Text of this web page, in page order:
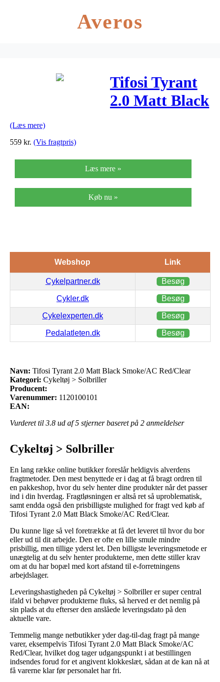
Averos
Tifosi Tyrant
2.0 Matt Black
(Læs mere)
559 kr. (Vis fragtpris)
Læs mere »
Køb nu »
Webshop Link
Cykelpartner.dk Besøg
Cykler.dk Besøg
Cykelexperten.dk Besøg
Pedalatleten.dk Besøg
Navn: Tifosi Tyrant 2.0 Matt Black Smoke/AC Red/Clear
Kategori: Cykeltøj > Solbriller
Producent:
Varenummer: 1120100101
EAN:
Vurderet til 3.8 ud af 5 stjerner baseret på 2 anmeldelser
Cykeltøj > Solbriller
En lang række online butikker foreslår heldigvis alverdens
fragtmetoder. Den mest benyttede er i dag at få bragt ordren til
en pakkeshop, hvor du selv henter dine produkter når det passer
ind i din hverdag. Fragtløsningen er altså ret så uproblematisk,
samt endda også den prisbilligste mulighed for fragt ved køb af
Tifosi Tyrant 2.0 Matt Black Smoke/AC Red/Clear.
Du kunne lige så vel foretrække at få det leveret til hvor du bor
eller ud til dit arbejde. Den er ofte en lille smule mindre
prisbillig, men tillige yderst let. Den billigste leveringsmetode er
unægtelig at du selv henter produkterne, men dette stiller krav
om at du har bopæl med kort afstand til e-forretningens
arbejdslager.
Leveringshastigheden på Cykeltøj > Solbriller er super central
ifald vi behøver produkterne fluks, så herved er det nemlig på
sin plads at du efterser den anslåede leveringsdato på den
aktuelle vare.
Temmelig mange netbutikker yder dag-til-dag fragt på mange
varer, eksempelvis Tifosi Tyrant 2.0 Matt Black Smoke/AC
Red/Clear, hvilket dog tager udgangspunkt i at bestillingen
indsendes forud for et angivent klokkeslæt, sådan at de kan nå at
få varerne klar før personalet har fri.